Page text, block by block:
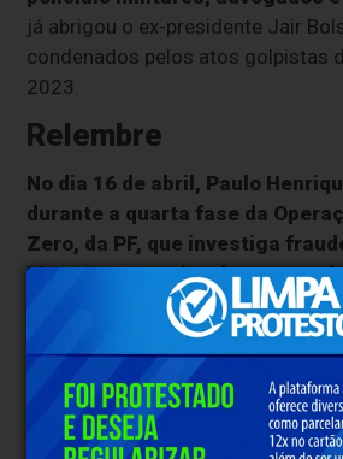
já abrigou o ex-presidente Jair
condenados pelos atos golpistas
2023.
Relembre
No dia 16 de abril, Paulo
durante a quarta fase da
Zero, da PF, que investiga
Master e tentativa de compra
financeira pelo BRB,banco
governo do Distrito Federal.
De acordo com as investigações,
combinado com o banqueiro
recebimento de R$ 146,5 milhões